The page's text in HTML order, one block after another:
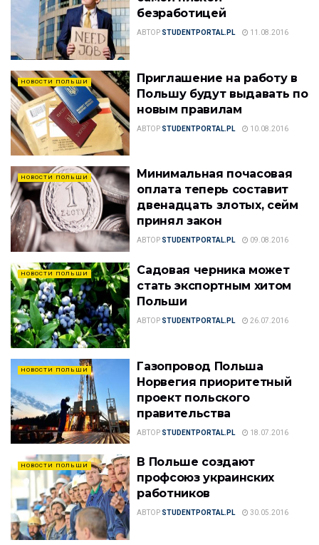
безработицей
АВТОР STUDENTPORTAL.PL 11.08.2016
НОВОСТИ ПОЛЬШИ
Приглашение на работу в
Польшу будут выдавать по
новым правилам
АВТОР STUDENTPORTAL.PL 10.08.2016
НОВОСТИ ПОЛЬШИ
Минимальная почасовая
оплата теперь составит
двенадцать злотых, сейм
принял закон
АВТОР STUDENTPORTAL.PL 09.08.2016
НОВОСТИ ПОЛЬШИ
Садовая черника может
стать экспортным хитом
Польши
АВТОР STUDENTPORTAL.PL 26.07.2016
НОВОСТИ ПОЛЬШИ
Газопровод Польша
Норвегия приоритетный
проект польского
правительства
АВТОР STUDENTPORTAL.PL 18.07.2016
НОВОСТИ ПОЛЬШИ
В Польше создают
профсоюз украинских
работников
АВТОР STUDENTPORTAL.PL 30.05.2016